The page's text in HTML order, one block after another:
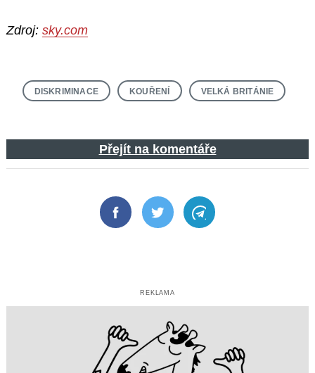
Zdroj: sky.com
DISKRIMINACE KOUŘENÍ VELKÁ BRITÁNIE
Přejít na komentáře
FacebookTwitter Telegram
REKLAMA